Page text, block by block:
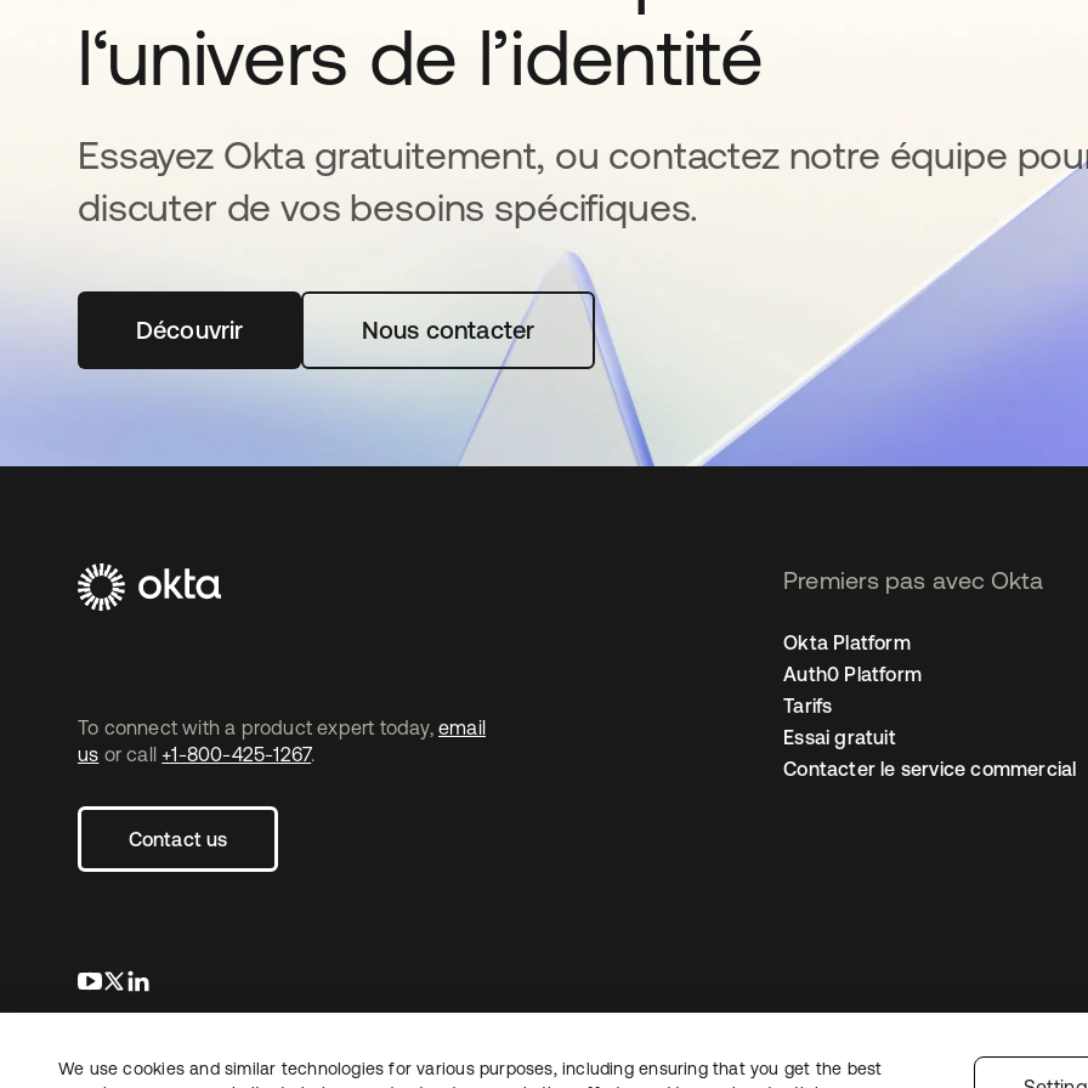
l‘univers de l’identité
Essayez Okta gratuitement, ou contactez notre équipe
discuter de vos besoins spécifiques.
Découvrirs’ouvre dans un nouvel onglet
Nous contacter
To connect with a product expert today, email
us or call +1-800-425-1267.
Contact us
s’ouvre dans un nouvel onglet
s’ouvre dans un nouvel onglet
Premiers pas avec Okta
Okta Platform
Auth0 Platform
Tarifs
Essai gratuit
Contacter le service commercial
JuridiquePolitique de confidentialitéConditions d’utilisation du site Plan du site
Copyright © 2026 Okta. Tous droits
We use cookies and similar technologies for various purposes, including ensuring that you get the best